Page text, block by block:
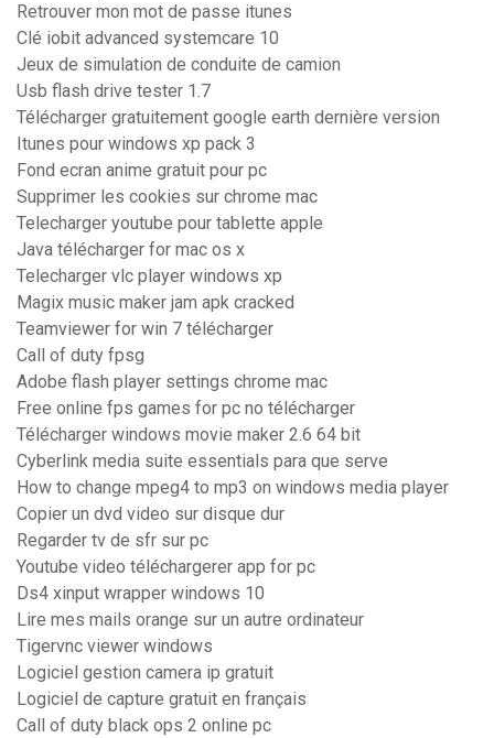
Retrouver mon mot de passe itunes
Clé iobit advanced systemcare 10
Jeux de simulation de conduite de camion
Usb flash drive tester 1.7
Télécharger gratuitement google earth dernière version
Itunes pour windows xp pack 3
Fond ecran anime gratuit pour pc
Supprimer les cookies sur chrome mac
Telecharger youtube pour tablette apple
Java télécharger for mac os x
Telecharger vlc player windows xp
Magix music maker jam apk cracked
Teamviewer for win 7 télécharger
Call of duty fpsg
Adobe flash player settings chrome mac
Free online fps games for pc no télécharger
Télécharger windows movie maker 2.6 64 bit
Cyberlink media suite essentials para que serve
How to change mpeg4 to mp3 on windows media player
Copier un dvd video sur disque dur
Regarder tv de sfr sur pc
Youtube video téléchargerer app for pc
Ds4 xinput wrapper windows 10
Lire mes mails orange sur un autre ordinateur
Tigervnc viewer windows
Logiciel gestion camera ip gratuit
Logiciel de capture gratuit en français
Call of duty black ops 2 online pc